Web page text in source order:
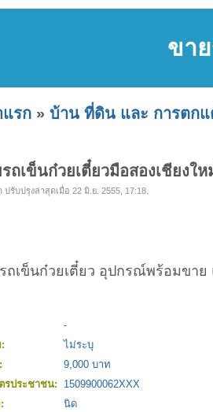
ขา
รก » บ้าน ที่ดิน และ การตกแ
ถเข็นก๋วยเตี๋ยวมือสองเชียงให
ปรับปรุงล่าสุดเมื่อ 22 มิ.ย. 2555, 17:18.
ถเข็นก๋วยเตี๋ยว อุปกรณ์พร้อมขา
-
ไม่ระบุ
9,000 บาท
รประชาชน:
1509900062XXX
นิด